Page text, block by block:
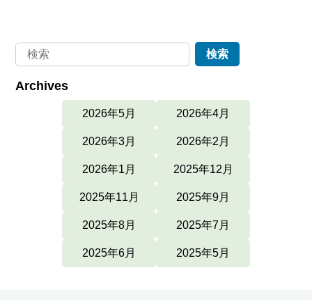
Archives
2026年5月 2026年4月
2026年3月 2026年2月
2026年1月 2025年12月
2025年11月 2025年9月
2025年8月 2025年7月
2025年6月 2025年5月